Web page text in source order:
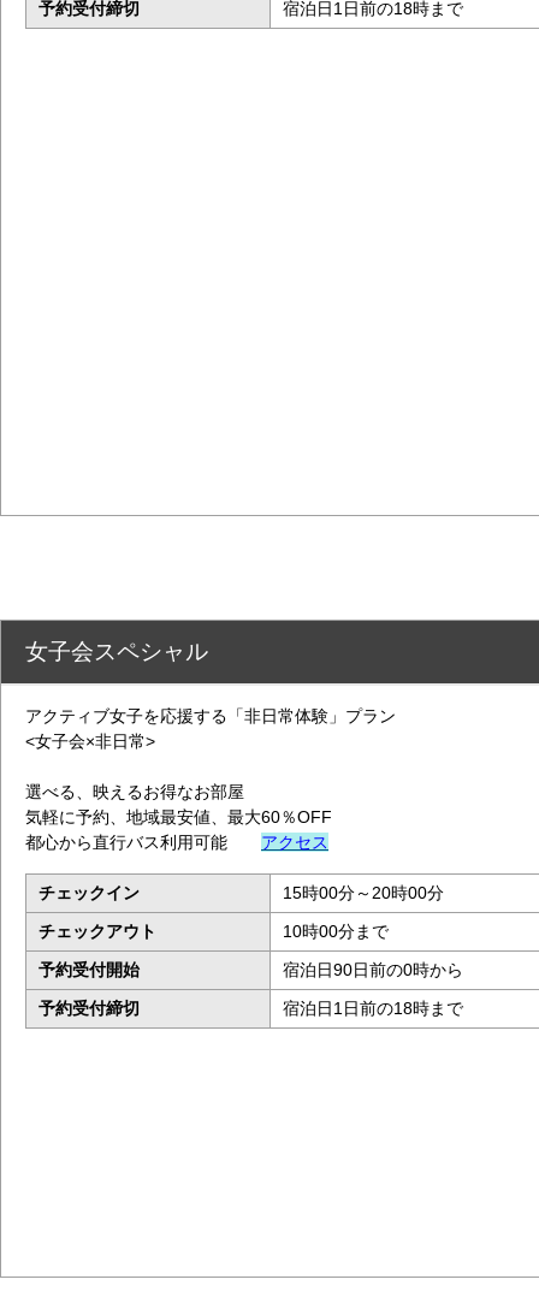
予約受付締切
宿泊日1日前の18時まで
女子会スペシャル
アクティブ女子を応援する「非日常体験」プラン
<女子会×非日常>
選べる、映えるお得なお部屋
気軽に予約、地域最安値、最大60％OFF
都心から直行バス利用可能 アクセス
チェックイン
15時00分～20時00分
チェックアウト
10時00分まで
予約受付開始
宿泊日90日前の0時から
予約受付締切
宿泊日1日前の18時まで